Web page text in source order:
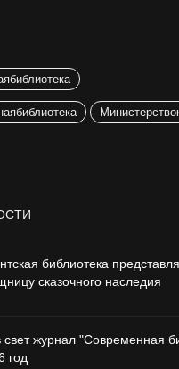
библиотека
сказочного наследия
журнал "Современная
год